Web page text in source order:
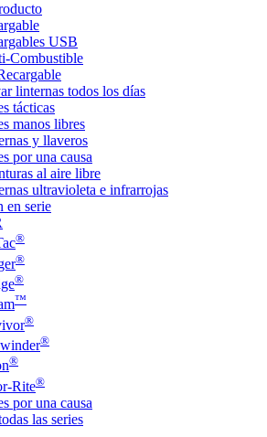
USB
Combustible
linternas todos los días
tácticas
manos libres
y llaveros
por una causa
al aire libre
ultravioleta e infrarrojas
en serie
®
®
®
™
®
®
®
Rite®
por una causa
las series